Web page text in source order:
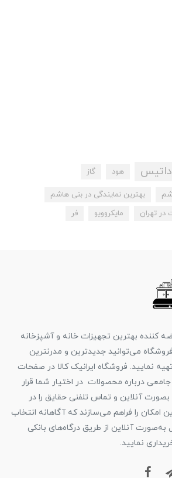
داتیس هود گاز
بهترین نمایندگی در بنی هاشم
در تهران مایکروویو فر
کننده بهترین تجهیزات خانه و آشپزخانه
می‌توانید جدیدترین و مدرنترین
نمایید. فروشگاه ایرانیک کالا در صفحات
درباره محصولات در اختیار شما قرار
آنلاین و تماس تلفنی حقایق را در
امکان را فراهم می‌سازند که آگاهانه انتخاب
به‌صورت آنلاین از طریق درگاه‌های بانکی
نمایید.